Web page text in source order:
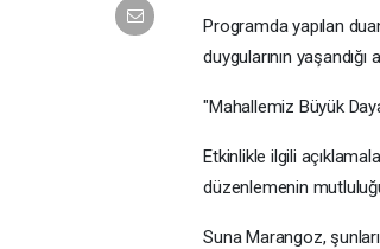
Programda yapılan
duygularının
"Mahallemiz Büyük
Etkinlikle ilgili
düzenlemenin
Suna Marangoz,